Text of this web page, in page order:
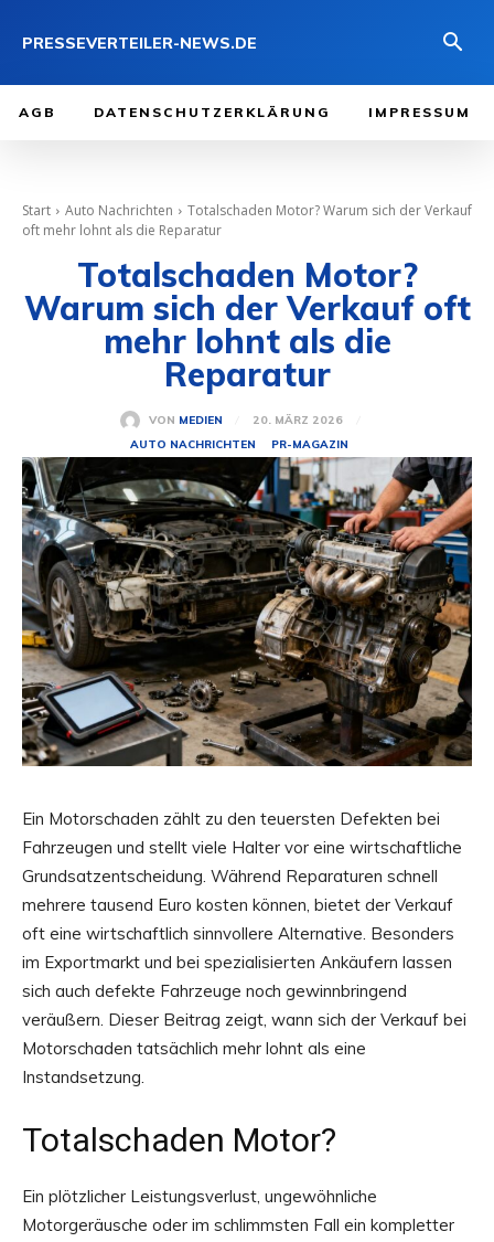
PRESSEVERTEILER-NEWS.DE
AGB DATENSCHUTZERKLÄRUNG IMPRESSUM
Start Auto Nachrichten
Totalschaden Motor? Warum sich der Verkauf
oft mehr lohnt als die Reparatur
Totalschaden Motor?
Warum sich der Verkauf oft
mehr lohnt als die
Reparatur
VON MEDIEN
20. MÄRZ 2026
AUTO NACHRICHTEN
PR-MAGAZIN
Ein Motorschaden zählt zu den teuersten Defekten bei
Fahrzeugen und stellt viele Halter vor eine wirtschaftliche
Grundsatzentscheidung. Während Reparaturen schnell
mehrere tausend Euro kosten können, bietet der Verkauf
oft eine wirtschaftlich sinnvollere Alternative. Besonders
im Exportmarkt und bei spezialisierten Ankäufern lassen
sich auch defekte Fahrzeuge noch gewinnbringend
veräußern. Dieser Beitrag zeigt, wann sich der Verkauf bei
Motorschaden tatsächlich mehr lohnt als eine
Instandsetzung.
Totalschaden Motor?
Ein plötzlicher Leistungsverlust, ungewöhnliche
Motorgeräusche oder im schlimmsten Fall ein kompletter